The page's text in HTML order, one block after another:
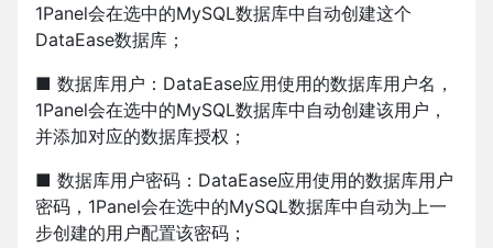
1Panel会在选中的MySQL数据库中自动创建这个
DataEase数据库；
■ 数据库用户：DataEase应用使用的数据库用户名，
1Panel会在选中的MySQL数据库中自动创建该用户，
并添加对应的数据库授权；
■ 数据库用户密码：DataEase应用使用的数据库用户
密码，1Panel会在选中的MySQL数据库中自动为上一
步创建的用户配置该密码；